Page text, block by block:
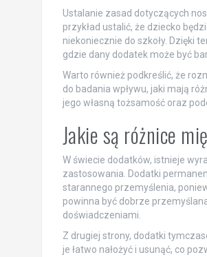
Ustalanie zasad dotyczących
przykład ustalić, że dziecko
niekoniecznie do szkoły. Dzięki
gdzie dany dodatek może być
Warto również podkreślić, że
do badania wpływu, jaki mają
jego własną tożsamość oraz
Jakie są różnice
W świecie dodatków, istnieje
zastosowania. Dodatki
starannego przemyślenia,
powinna być dobrze
doświadczeniami.
Z drugiej strony, dodatki
je łatwo nałożyć i usunąć, co